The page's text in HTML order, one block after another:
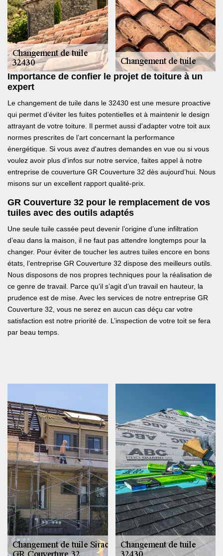
Importance de confier le projet de toiture à un
expert
Le changement de tuile dans le 32430 est une mesure proactive
qui permet d’éviter les fuites potentielles et à maintenir le design
attrayant de votre toiture. Il permet aussi d'adapter votre toit aux
normes prescrites de l’art concernant la performance
énergétique. Si vous avez d'autres demandes en vue ou si vous
voulez avoir plus d’infos sur notre service, faites appel à notre
entreprise de couverture GR Couverture 32 dès aujourd’hui. Nous
misons sur un excellent rapport qualité-prix.
GR Couverture 32 pour le remplacement de vos
tuiles avec des outils adaptés
Une seule tuile cassée peut devenir l’origine d’une infiltration
d’eau dans la maison, il ne faut pas attendre longtemps pour la
changer. Pour éviter de toucher les autres tuiles encore en bons
états, l’entreprise GR Couverture 32 dispose des meilleurs outils.
Nous disposons de nos propres techniques pour la réalisation de
ce genre de travail. Parce qu’il s’agit d’un travail en hauteur, la
prudence est de mise. Avec les services de notre entreprise GR
Couverture 32, vous ne serez en aucun cas déçu car votre
satisfaction est notre priorité de. L’inspection de votre toit se fera
par beau temps.